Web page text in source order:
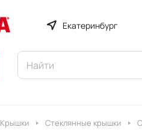
Екатеринбург
Крышки Стеклянные крышки